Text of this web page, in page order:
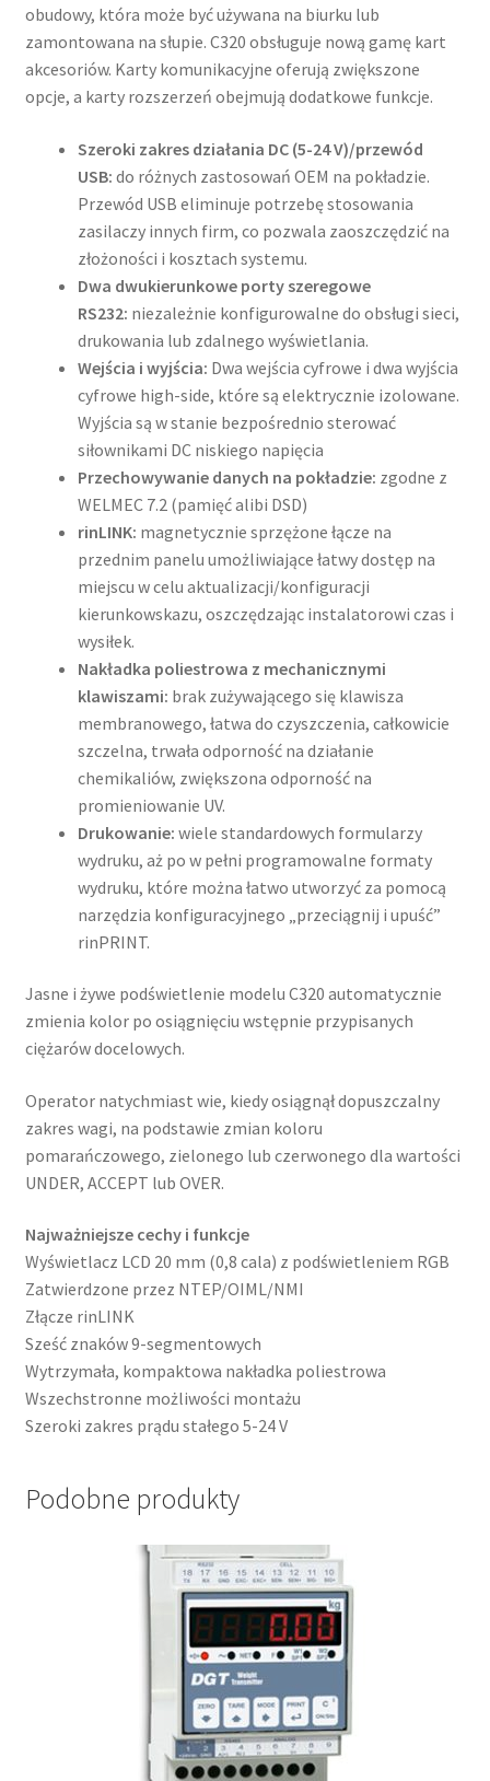
obudowy, która może być używana na biurku lub
zamontowana na słupie. C320 obsługuje nową gamę kart
akcesoriów. Karty komunikacyjne oferują zwiększone
opcje, a karty rozszerzeń obejmują dodatkowe funkcje.
Szeroki zakres działania DC (5-24 V)/przewód
USB: do różnych zastosowań OEM na pokładzie.
Przewód USB eliminuje potrzebę stosowania
zasilaczy innych firm, co pozwala zaoszczędzić na
złożoności i kosztach systemu.
Dwa dwukierunkowe porty szeregowe
RS232: niezależnie konfigurowalne do obsługi sieci,
drukowania lub zdalnego wyświetlania.
Wejścia i wyjścia: Dwa wejścia cyfrowe i dwa wyjścia
cyfrowe high-side, które są elektrycznie izolowane.
Wyjścia są w stanie bezpośrednio sterować
siłownikami DC niskiego napięcia
Przechowywanie danych na pokładzie: zgodne z
WELMEC 7.2 (pamięć alibi DSD)
rinLINK: magnetycznie sprzężone łącze na
przednim panelu umożliwiające łatwy dostęp na
miejscu w celu aktualizacji/konfiguracji
kierunkowskazu, oszczędzając instalatorowi czas i
wysiłek.
Nakładka poliestrowa z mechanicznymi
klawiszami: brak zużywającego się klawisza
membranowego, łatwa do czyszczenia, całkowicie
szczelna, trwała odporność na działanie
chemikaliów, zwiększona odporność na
promieniowanie UV.
Drukowanie: wiele standardowych formularzy
wydruku, aż po w pełni programowalne formaty
wydruku, które można łatwo utworzyć za pomocą
narzędzia konfiguracyjnego „przeciągnij i upuść”
rinPRINT.
Jasne i żywe podświetlenie modelu C320 automatycznie
zmienia kolor po osiągnięciu wstępnie przypisanych
ciężarów docelowych.
Operator natychmiast wie, kiedy osiągnął dopuszczalny
zakres wagi, na podstawie zmian koloru
pomarańczowego, zielonego lub czerwonego dla wartości
UNDER, ACCEPT lub OVER.
Najważniejsze cechy i funkcje
Wyświetlacz LCD 20 mm (0,8 cala) z podświetleniem RGB
Zatwierdzone przez NTEP/OIML/NMI
Złącze rinLINK
Sześć znaków 9-segmentowych
Wytrzymała, kompaktowa nakładka poliestrowa
Wszechstronne możliwości montażu
Szeroki zakres prądu stałego 5-24 V
Podobne produkty